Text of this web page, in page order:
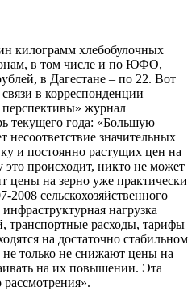
килограмм хлебобулочных
в том числе и по ЮФО,
в Дагестане – по 22. Вот
в корреспонденции
журнал
текущего года: «Большую
несоответствие значительных
и постоянно растущих цен на
происходит, никто не может
цены на зерно уже практически
2008 сельскохозяйственного
нагрузка
транспортные расходы, тарифы
на достаточно стабильном
только не снижают цены на
на их повышении. Эта
рассмотрения».